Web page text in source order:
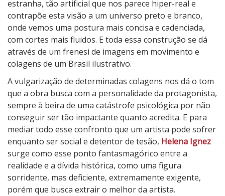
estranha, tão artificial que nos parece hiper-real e
contrapõe esta visão a um universo preto e branco,
onde vemos uma postura mais concisa e cadenciada,
com cortes mais fluidos. E toda essa construção se dá
através de um frenesi de imagens em movimento e
colagens de um Brasil ilustrativo.
A vulgarização de determinadas colagens nos dá o tom
que a obra busca com a personalidade da protagonista,
sempre à beira de uma catástrofe psicológica por não
conseguir ser tão impactante quanto acredita. E para
mediar todo esse confronto que um artista pode sofrer
enquanto ser social e detentor de tesão, Helena Ignez
surge como esse ponto fantasmagórico entre a
realidade e a dívida histórica, como uma figura
sorridente, mas deficiente, extremamente exigente,
porém que busca extrair o melhor da artista.